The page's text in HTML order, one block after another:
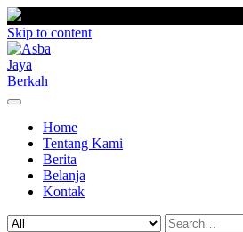
Skip to content
Home
Tentang Kami
Berita
Belanja
Kontak